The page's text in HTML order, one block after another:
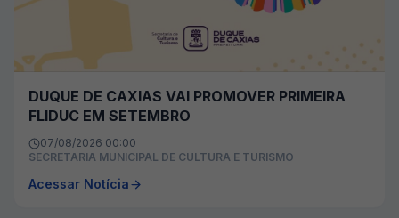
DUQUE DE CAXIAS VAI PROMOVER PRIMEIRA
FLIDUC EM SETEMBRO
07/08/2026 00:00
SECRETARIA MUNICIPAL DE CULTURA E TURISMO
Acessar Notícia